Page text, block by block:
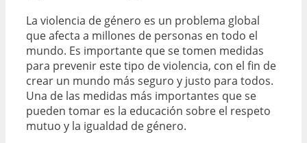
La violencia de género es un problema global
que afecta a millones de personas en todo el
mundo. Es importante que se tomen medidas
para prevenir este tipo de violencia, con el fin de
crear un mundo más seguro y justo para todos.
Una de las medidas más importantes que se
pueden tomar es la educación sobre el respeto
mutuo y la igualdad de género.